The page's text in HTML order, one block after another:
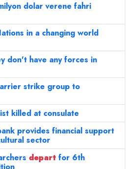
dolar verene fahri
in a changing world
don't have any forces in
strike group to
killed at consulate
provides financial support
sector
depart for 6th